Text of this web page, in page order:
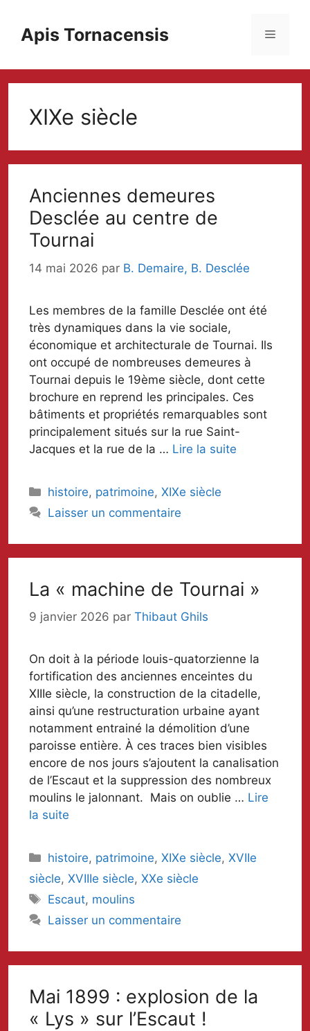
contenuApis Tornacensis Menu
XIXe siècle
Anciennes demeures
Desclée au centre de
Tournai
14 mai 2026 par B. Demaire, B. Desclée
Les membres de la famille Desclée ont été
très dynamiques dans la vie sociale,
économique et architecturale de Tournai. Ils
ont occupé de nombreuses demeures à
Tournai depuis le 19ème siècle, dont cette
brochure en reprend les principales. Ces
bâtiments et propriétés remarquables sont
principalement situés sur la rue Saint-
Jacques et la rue de la … Lire la suite
Catégories
histoire, patrimoine,XIXe siècle
Laisser un commentaire
La « machine de Tournai »
9 janvier 2026 par Thibaut Ghils
On doit à la période louis-quatorzienne la
fortification des anciennes enceintes du
XIIIe siècle, la construction de la citadelle,
ainsi qu’une restructuration urbaine ayant
notamment entrainé la démolition d’une
paroisse entière. À ces traces bien visibles
encore de nos jours s’ajoutent la canalisation
de l’Escaut et la suppression des nombreux
moulins le jalonnant. Mais on oublie … Lire
la suite
Catégories
histoire, patrimoine,XIXe siècle,XVIIe
siècle, XVIIIe siècle, XXe siècle
Mots-
clés
Escaut, moulins
Laisser un commentaire
Mai 1899 : explosion de la
« Lys » sur l’Escaut !